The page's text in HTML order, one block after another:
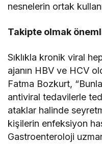
nesnelerin ortak
Takipte olmak
Sıklıkla kronik viral
ajanın HBV ve HCV
Fatma Bozkurt,
antiviral tedavilerle
ataklar halinde
kişilerin enfeksiyon
Gastroenteroloji